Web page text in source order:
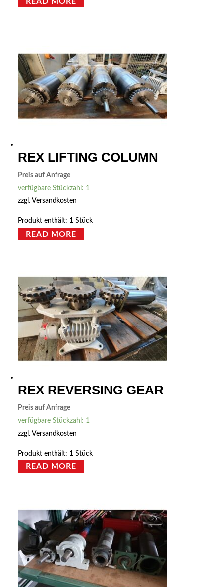
REX LIFTING COLUMN
Preis auf Anfrage
verfügbare Stückzahl: 1
zzgl. Versandkosten
Produkt enthält: 1Stück
READ MORE
REX REVERSING GEAR
Preis auf Anfrage
verfügbare Stückzahl: 1
zzgl. Versandkosten
Produkt enthält: 1Stück
READ MORE